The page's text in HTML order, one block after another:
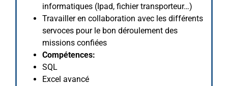
informatiques (Ipad, fichier transporteur…)
Travailler en collaboration avec les différents
servoces pour le bon déroulement des
missions confiées
Compétences:
SQL
Excel avancé